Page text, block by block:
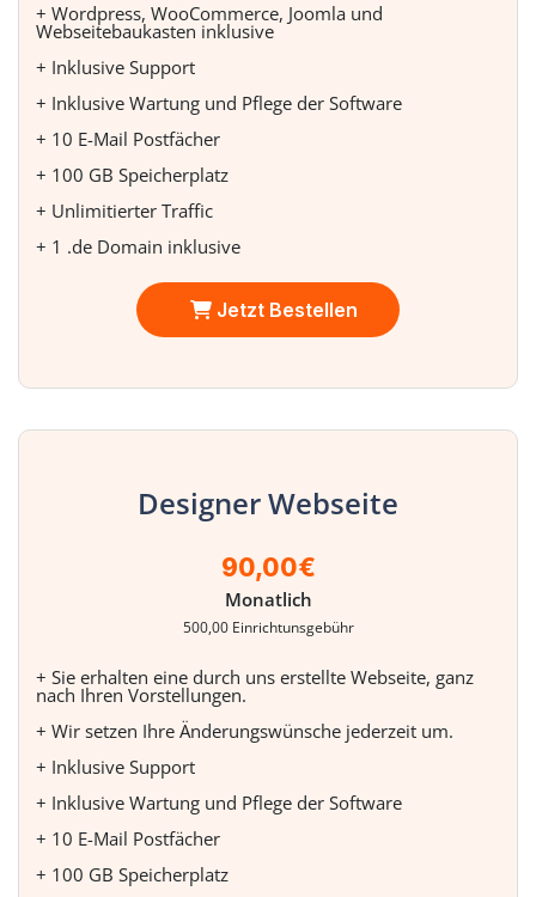
+ Wordpress, WooCommerce, Joomla und
Webseitebaukasten inklusive
+ Inklusive Support
+ Inklusive Wartung und Pflege der Software
+ 10 E-Mail Postfächer
+ 100 GB Speicherplatz
+ Unlimitierter Traffic
+ 1 .de Domain inklusive
Jetzt Bestellen
Designer Webseite
90,00€
Monatlich
500,00 Einrichtunsgebühr
+ Sie erhalten eine durch uns erstellte Webseite, ganz
nach Ihren Vorstellungen.
+ Wir setzen Ihre Änderungswünsche jederzeit um.
+ Inklusive Support
+ Inklusive Wartung und Pflege der Software
+ 10 E-Mail Postfächer
+ 100 GB Speicherplatz